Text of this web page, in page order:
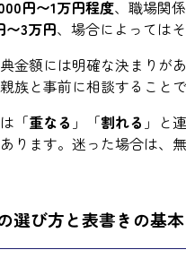
円〜1万円程度、職場関
〜3万円、場合によっては
金額には明確な決まりが
族と事前に相談すること
「重なる 」「割れる 」と
ります。迷った場合は、
選び方と表書きの基本